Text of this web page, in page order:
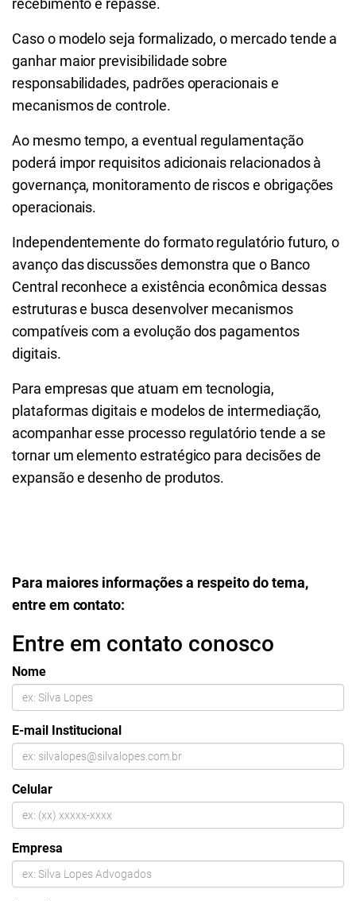
recebimento e repasse.
Caso o modelo seja formalizado, o mercado tende a
ganhar maior previsibilidade sobre
responsabilidades, padrões operacionais e
mecanismos de controle.
Ao mesmo tempo, a eventual regulamentação
poderá impor requisitos adicionais relacionados à
governança, monitoramento de riscos e obrigações
operacionais.
Independentemente do formato regulatório futuro, o
avanço das discussões demonstra que o Banco
Central reconhece a existência econômica dessas
estruturas e busca desenvolver mecanismos
compatíveis com a evolução dos pagamentos
digitais.
Para empresas que atuam em tecnologia,
plataformas digitais e modelos de intermediação,
acompanhar esse processo regulatório tende a se
tornar um elemento estratégico para decisões de
expansão e desenho de produtos.
Para maiores informações a respeito do tema,
entre em contato:
Entre em contato conosco
Nome
E-mail Institucional
Celular
Empresa